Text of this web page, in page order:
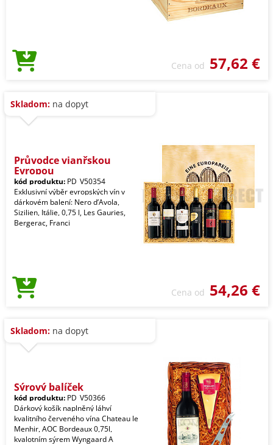
Cena od 57,62 €
Skladom: na dopyt
Průvodce vianřskou
Evropou
kód produktu: PD_V50354
Exklusivní výběr evropských vín v
dárkovém balení: Nero d’Avola,
Sizilien, Itálie, 0,75 l, Les Gauries,
Bergerac, Franci
Cena od 54,26 €
Skladom: na dopyt
Sýrový balíček
kód produktu: PD_V50366
Dárkový košík naplněný láhví
kvalitního červeného vína Chateau le
Menhir, AOC Bordeaux 0,75l,
kvalotním sýrem Wyngaard A